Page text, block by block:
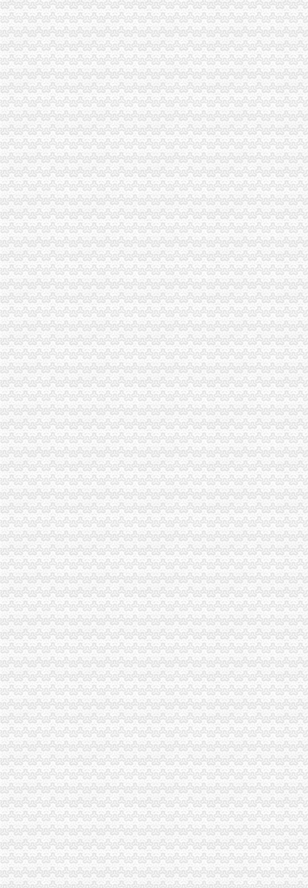
宝山区（黑龙江省双鸭山市辖区）-搜百科
钱清镇-搜百科
【鹿城区临江代理做账报税变更股权上门服务的图片】-鹿城临江易登网
海门临江新区货运代理业务求职_海门临江新区货运代理业务找工作_
南方媒：北京市君合律师事务所关于南方出版媒股份有限公司发行
上海现代制股份有限公司2015年度报告摘要_新浪财经_新浪网
日本双清包税到门物流货代代理日本清关公司日本空运专线
非洲崖豆木厂家_非洲崖豆木厂家/公司-阿里巴巴公司黄页